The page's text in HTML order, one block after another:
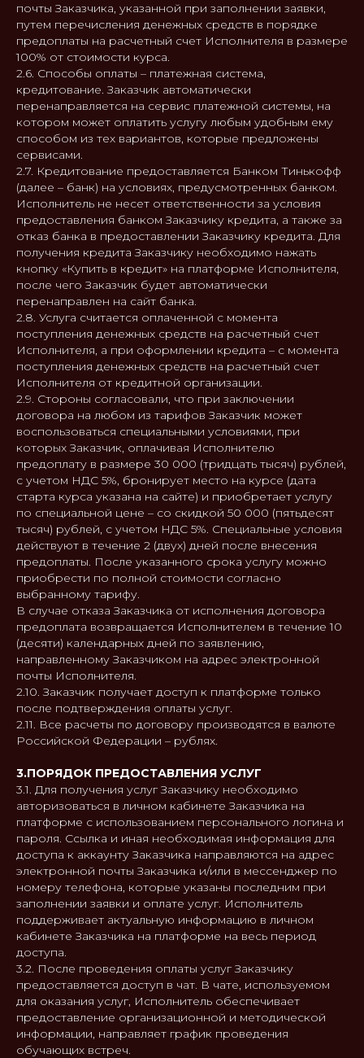
почты Заказчика, указанной при заполнении заявки,
путем перечисления денежных средств в порядке
предоплаты на расчетный счет Исполнителя в размере
100% от стоимости курса.
2.6. Способы оплаты – платежная система,
кредитование. Заказчик автоматически
перенаправляется на сервис платежной системы, на
котором может оплатить услугу любым удобным ему
способом из тех вариантов, которые предложены
сервисами.
2.7. Кредитование предоставляется Банком Тинькофф
(далее – банк) на условиях, предусмотренных банком.
Исполнитель не несет ответственности за условия
предоставления банком Заказчику кредита, а также за
отказ банка в предоставлении Заказчику кредита. Для
получения кредита Заказчику необходимо нажать
кнопку «Купить в кредит» на платформе Исполнителя,
после чего Заказчик будет автоматически
перенаправлен на сайт банка.
2.8. Услуга считается оплаченной с момента
поступления денежных средств на расчетный счет
Исполнителя, а при оформлении кредита – с момента
поступления денежных средств на расчетный счет
Исполнителя от кредитной организации.
2.9. Стороны согласовали, что при заключении
договора на любом из тарифов Заказчик может
воспользоваться специальными условиями, при
которых Заказчик, оплачивая Исполнителю
предоплату в размере 30 000 (тридцать тысяч) рублей,
с учетом НДС 5%, бронирует место на курсе (дата
старта курса указана на сайте) и приобретает услугу
по специальной цене – со скидкой 50 000 (пятьдесят
тысяч) рублей, с учетом НДС 5%. Специальные условия
действуют в течение 2 (двух) дней после внесения
предоплаты. После указанного срока услугу можно
приобрести по полной стоимости согласно
выбранному тарифу.
В случае отказа Заказчика от исполнения договора
предоплата возвращается Исполнителем в течение 10
(десяти) календарных дней по заявлению,
направленному Заказчиком на адрес электронной
почты Исполнителя.
2.10. Заказчик получает доступ к платформе только
после подтверждения оплаты услуг.
2.11. Все расчеты по договору производятся в валюте
Российской Федерации – рублях.
3.ПОРЯДОК ПРЕДОСТАВЛЕНИЯ УСЛУГ
3.1. Для получения услуг Заказчику необходимо
авторизоваться в личном кабинете Заказчика на
платформе с использованием персонального логина и
пароля. Ссылка и иная необходимая информация для
доступа к аккаунту Заказчика направляются на адрес
электронной почты Заказчика и/или в мессенджер по
номеру телефона, которые указаны последним при
заполнении заявки и оплате услуг. Исполнитель
поддерживает актуальную информацию в личном
кабинете Заказчика на платформе на весь период
доступа.
3.2. После проведения оплаты услуг Заказчику
предоставляется доступ в чат. В чате, используемом
для оказания услуг, Исполнитель обеспечивает
предоставление организационной и методической
информации, направляет график проведения
обучающих встреч.